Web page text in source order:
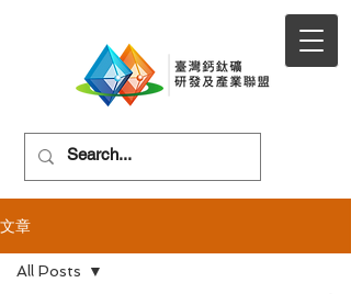
文章
All Posts